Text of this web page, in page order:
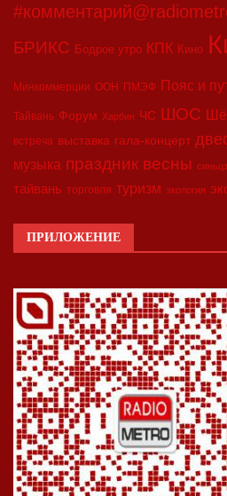
БРИКС Бодрое утро КПК Кино
Минкоммерции ООН ПМЭФ Пояс и
Тайвань Форум Харбин ЧС ШОС
встреча выставка гала-концерт
музыка праздник весны
тайвань торговля туризм экология
ПРИЛОЖЕНИЕ